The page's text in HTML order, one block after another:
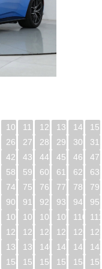
10 11 12 13 14
15
26 27 28 29 30
31
42 43 44 45 46
47
58 59 60 61 62
63
74 75 76 77 78
79
90 91 92 93 94
95
106 107 108 109 110
122 123 124 125 126
138 139 140 141 142
154 155 156 157 158